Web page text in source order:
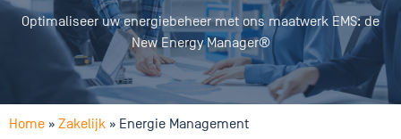
Optimaliseer uw energiebeheer met ons maatwerk EMS: de
New Energy Manager®
Home » Zakelijk » Energie Management